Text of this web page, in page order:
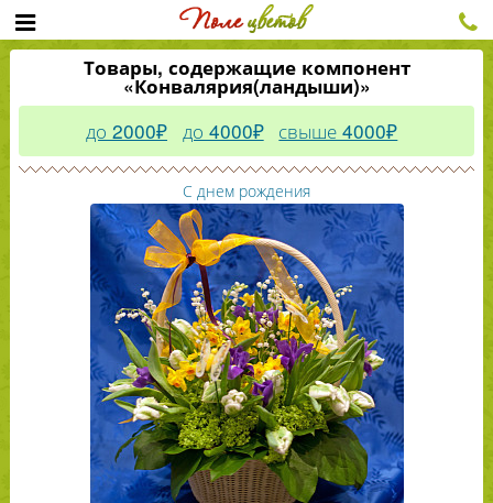
Товары, содержащие компонент
«Конвалярия(ландыши)»
до 2000₽ до 4000₽ свыше 4000₽
С днем рождения